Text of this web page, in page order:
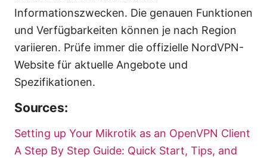
Informationszwecken. Die genauen Funktionen
und Verfügbarkeiten können je nach Region
variieren. Prüfe immer die offizielle NordVPN-
Website für aktuelle Angebote und
Spezifikationen.
Sources:
Setting up Your Mikrotik as an OpenVPN Client
A Step By Step Guide: Quick Start, Tips, and